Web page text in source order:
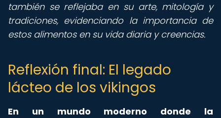
también se reflejaba en su arte, mitología y
tradiciones, evidenciando la importancia de
estos alimentos en su vida diaria y creencias.
Reflexión final: El legado
lácteo de los vikingos
En un mundo moderno donde la